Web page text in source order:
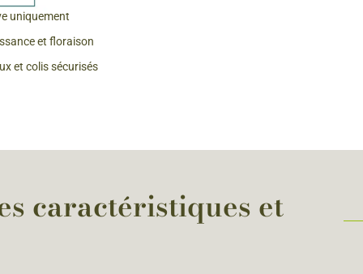
& Graines Spéciales Fraîcheur
fleurs de A à Z
uniquement
et floraison
et colis sécurisés
caractéristiques et